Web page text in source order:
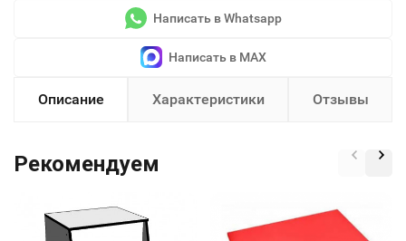
Написать в Whatsapp
Написать в MAX
Описание Характеристики Отзывы
Рекомендуем